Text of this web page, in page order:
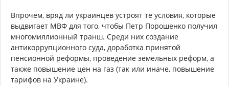
Впрочем, вряд ли украинцев устроят те условия, которые
выдвигает МВФ для того, чтобы Петр Порошенко получил
многомиллионный транш. Среди них создание
антикоррупционного суда, доработка принятой
пенсионной реформы, проведение земельных реформ, а
также повышение цен на газ (так или иначе, повышение
тарифов на Украине).